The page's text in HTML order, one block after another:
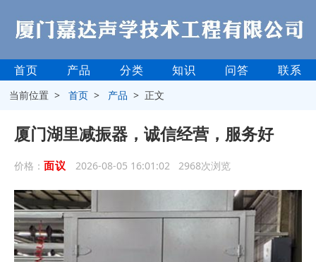
首页 产品 分类 知识 问答 联系
当前位置 >首页 > 产品 > 正文
厦门湖里减振器，诚信经营，服务好
价格： 面议 2026-08-05 16:01:02 2968次浏览